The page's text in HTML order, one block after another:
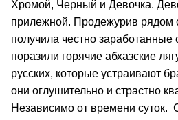
Хромой, Черный и Девочка.
прилежной. Продежурив рядом
получила честно
поразили горячие абхазские
русских, которые устраивают
они оглушительно и страстно
Независимо от времени суток.